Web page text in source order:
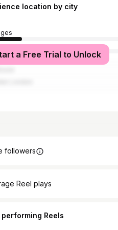
location by city
a Free Trial to Unlock
followers
Reel plays
performing Reels